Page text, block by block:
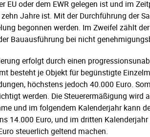
EU oder dem EWR gelegen ist und im
Jahre ist. Mit der Durchführung der
begonnen werden. Im Zweifel zählt
Bauausführung bei nicht
erfolgt durch einen
besteht je Objekt für begünstigte
höchstens jedoch 40.000 Euro.
werden. Die Steuerermäßigung wird
und im folgendem Kalenderjahr kann
14.000 Euro, und im dritten
steuerlich geltend machen.